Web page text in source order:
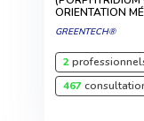
ORIENTATION
GREENTECH®
2
467